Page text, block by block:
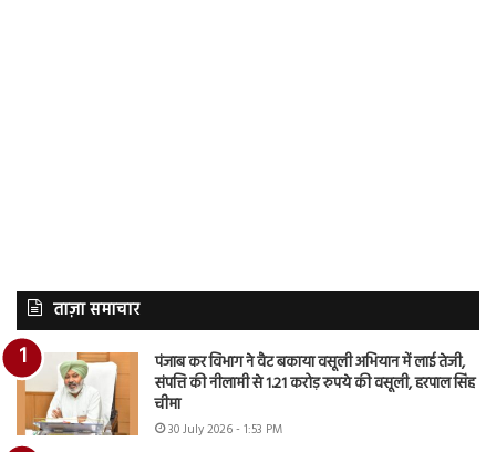
ताज़ा समाचार
पंजाब कर विभाग ने वैट बकाया वसूली अभियान में लाई तेजी,
संपत्ति की नीलामी से 1.21 करोड़ रुपये की वसूली, हरपाल सिंह
चीमा
30 July 2026 - 1:53 PM